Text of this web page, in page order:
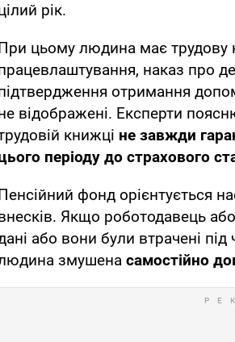
рік.
цьому людина має трудову
наказ про
отримання
відображені. Експерти
книжці не завжди
періоду до страхового
фонд орієнтується
Якщо роботодавець
або вони були втрачені
змушена самостійно